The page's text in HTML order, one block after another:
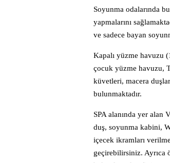
Soyunma odalarında
yapmalarını
ve sadece bayan
Kapalı yüzme havuzu
çocuk yüzme havuzu,
küvetleri, macera
bulunmaktadır.
SPA alanında yer alan
duş, soyunma kabini,
içecek ikramları
geçirebilirsiniz. Ayrıca